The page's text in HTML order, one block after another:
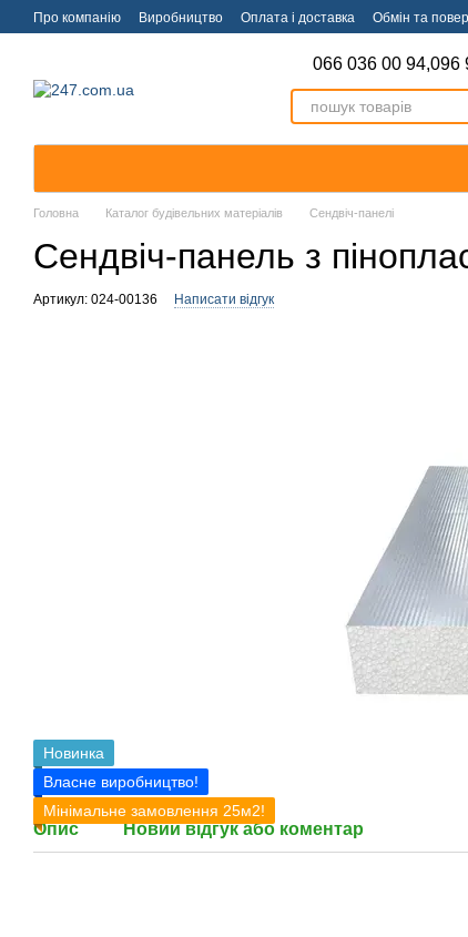
Перейти к основному контенту
Про компанію Виробництво Оплата і доставка Обмін та
066 036 00 94,096
Головна Каталог будівельних матеріалів Сендвіч-панелі
Сендвіч-панель з
Артикул: 024-00136 Написати відгук
Новинка
Власне виробництво!
Мінімальне замовлення 25м2!
Опис Новий відгук або коментар